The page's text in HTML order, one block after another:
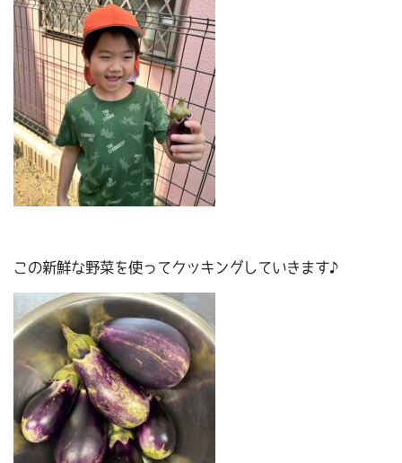
この新鮮な野菜を使ってクッキングしていきます♪